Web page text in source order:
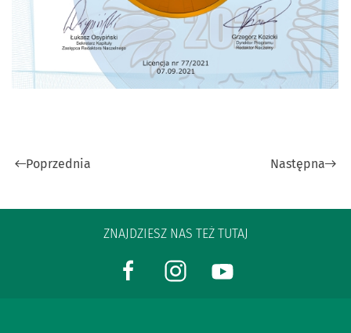
Poprzednia Następna
ZNAJDZIESZ NAS TEŻ TUTAJ